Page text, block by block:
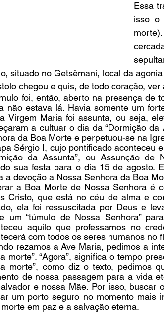
Essa
isso o
situado no Getsêmani, local da
chegou e quis, de todo coração,
foi, então, aberto na presença de
não estava lá. Havia somente um
Virgem Maria foi assunta, ou seja,
a cultuar o dia da “Dormição
da Boa Morte e perpetuou-se na
Sérgio I, cujo pontificado aconteceu
da Assunta”, ou Assunção de
sua festa para o dia 15 de agosto.
a devoção a Nossa Senhora da Boa
a Boa Morte de Nossa Senhora é
Cristo, que está no céu de alma e
ela foi ressuscitada por Deus e
um “túmulo de Nossa Senhora”
aquilo que professamos no
com todos os seres humanos no
rezamos a Ave Maria, pedimos a
morte”. “Agora”, significa o tempo
morte”, como diz o texto, pedimos
de nossa passagem para a vida
e nossa Mãe. Por isso,
um porto seguro no momento mais
em paz e a salvação eterna.